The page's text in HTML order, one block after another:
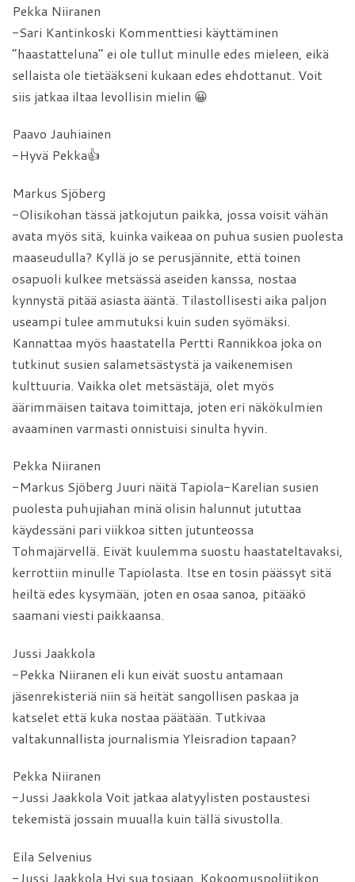
Pekka Niiranen
-Sari Kantinkoski Kommenttiesi käyttäminen
”haastatteluna” ei ole tullut minulle edes mieleen, eikä
sellaista ole tietääkseni kukaan edes ehdottanut. Voit
siis jatkaa iltaa levollisin mielin 😀
Paavo Jauhiainen
-Hyvä Pekka👍
Markus Sjöberg
-Olisikohan tässä jatkojutun paikka, jossa voisit vähän
avata myös sitä, kuinka vaikeaa on puhua susien puolesta
maaseudulla? Kyllä jo se perusjännite, että toinen
osapuoli kulkee metsässä aseiden kanssa, nostaa
kynnystä pitää asiasta ääntä. Tilastollisesti aika paljon
useampi tulee ammutuksi kuin suden syömäksi.
Kannattaa myös haastatella Pertti Rannikkoa joka on
tutkinut susien salametsästystä ja vaikenemisen
kulttuuria. Vaikka olet metsästäjä, olet myös
äärimmäisen taitava toimittaja, joten eri näkökulmien
avaaminen varmasti onnistuisi sinulta hyvin.
Pekka Niiranen
-Markus Sjöberg Juuri näitä Tapiola-Karelian susien
puolesta puhujiahan minä olisin halunnut jututtaa
käydessäni pari viikkoa sitten jutunteossa
Tohmajärvellä. Eivät kuulemma suostu haastateltavaksi,
kerrottiin minulle Tapiolasta. Itse en tosin päässyt sitä
heiltä edes kysymään, joten en osaa sanoa, pitääkö
saamani viesti paikkaansa.
Jussi Jaakkola
-Pekka Niiranen eli kun eivät suostu antamaan
jäsenrekisteriä niin sä heität sangollisen paskaa ja
katselet että kuka nostaa päätään. Tutkivaa
valtakunnallista journalismia Yleisradion tapaan?
Pekka Niiranen
-Jussi Jaakkola Voit jatkaa alatyylisten postaustesi
tekemistä jossain muualla kuin tällä sivustolla.
Eila Selvenius
-Jussi Jaakkola Hyi sua tosiaan. Kokoomuspoliitikon